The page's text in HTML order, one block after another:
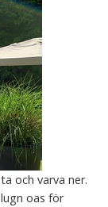
och varva ner.
oas för